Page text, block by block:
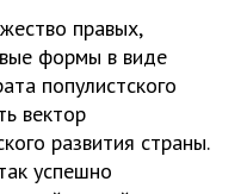
правых,
формы в виде
популистского
вектор
развития страны.
успешно